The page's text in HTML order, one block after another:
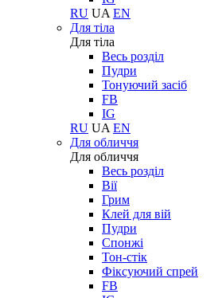
RU UA EN
Для тіла
Для тіла
Весь розділ
Пудри
Тонуючий засіб
FB
IG
RU UA EN
Для обличчя
Для обличчя
Весь розділ
Вії
Грим
Клей для вій
Пудри
Спонжі
Тон-стік
Фіксуючий спрей
FB